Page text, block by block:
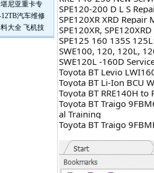
尼亚重卡专
汽车维修
大全 飞机技
SPE120-200 D L S
SPE120XR XRD Repair
SPE120XR,
SPE125 160 135S
SWE100, 120, 120L,
SWE120L -160D
Toyota BT Levio
Toyota BT Li-Ion BCU
Toyota BT RRE140H to
Toyota BT Traigo
al Training
Toyota BT Traigo